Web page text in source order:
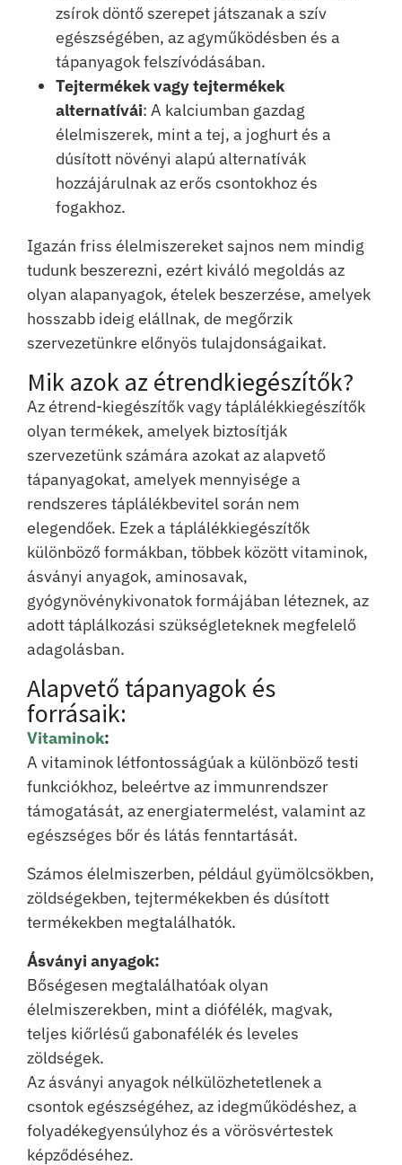
zsírok döntő szerepet játszanak a szív
egészségében, az agyműködésben és a
tápanyagok felszívódásában.
Tejtermékek vagy tejtermékek
alternatívái: A kalciumban gazdag
élelmiszerek, mint a tej, a joghurt és a
dúsított növényi alapú alternatívák
hozzájárulnak az erős csontokhoz és
fogakhoz.
Igazán friss élelmiszereket sajnos nem mindig
tudunk beszerezni, ezért kiváló megoldás az
olyan alapanyagok, ételek beszerzése, amelyek
hosszabb ideig elállnak, de megőrzik
szervezetünkre előnyös tulajdonságaikat.
Mik azok az étrendkiegészítők?
Az étrend-kiegészítők vagy táplálékkiegészítők
olyan termékek, amelyek biztosítják
szervezetünk számára azokat az alapvető
tápanyagokat, amelyek mennyisége a
rendszeres táplálékbevitel során nem
elegendőek. Ezek a táplálékkiegészítők
különböző formákban, többek között vitaminok,
ásványi anyagok, aminosavak,
gyógynövénykivonatok formájában léteznek, az
adott táplálkozási szükségleteknek megfelelő
adagolásban.
Alapvető tápanyagok és
forrásaik:
Vitaminok:
A vitaminok létfontosságúak a különböző testi
funkciókhoz, beleértve az immunrendszer
támogatását, az energiatermelést, valamint az
egészséges bőr és látás fenntartását.
Számos élelmiszerben, például gyümölcsökben,
zöldségekben, tejtermékekben és dúsított
termékekben megtalálhatók.
Ásványi anyagok:
Bőségesen megtalálhatóak olyan
élelmiszerekben, mint a diófélék, magvak,
teljes kiőrlésű gabonafélék és leveles
zöldségek.
Az ásványi anyagok nélkülözhetetlenek a
csontok egészségéhez, az idegműködéshez, a
folyadékegyensúlyhoz és a vörösvértestek
képződéséhez.